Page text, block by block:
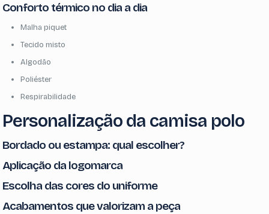
Conforto térmico no dia a dia
Malha piquet
Tecido misto
Algodão
Poliéster
Respirabilidade
Personalização da camisa polo
Bordado ou estampa: qual escolher?
Aplicação da logomarca
Escolha das cores do uniforme
Acabamentos que valorizam a peça